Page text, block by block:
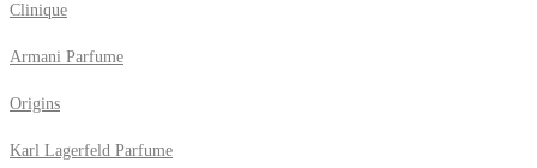
Clinique
Armani Parfume
Origins
Karl Lagerfeld Parfume